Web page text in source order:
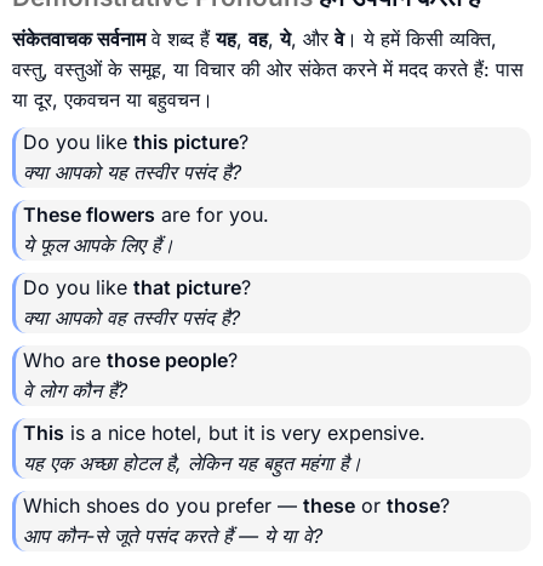
संकेतवाचक सर्वनामवे शब्द हैंयह,वह,ये, औरवे। ये हमें किसी व्यक्ति,
वस्तु, वस्तुओं के समूह, या विचार की ओर संकेत करने में मदद करते हैं: पास
या दूर, एकवचन या बहुवचन।
Do you like this picture?
क्या आपको यह तस्वीर पसंद है?
These flowers are for you.
ये फूल आपके लिए हैं।
Do you like that picture?
क्या आपको वह तस्वीर पसंद है?
Who are those people?
वे लोग कौन हैं?
This is a nice hotel, but it is very expensive.
यह एक अच्छा होटल है, लेकिन यह बहुत महंगा है।
Which shoes do you prefer — these or those?
आप कौन-से जूते पसंद करते हैं — ये या वे?